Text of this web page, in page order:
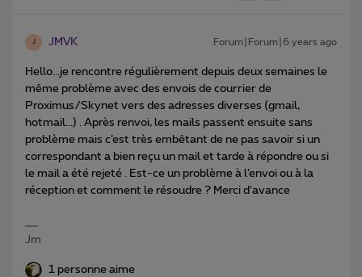
J JMVK Forum|Forum|6 years ago
Hello...je rencontre régulièrement depuis deux semaines le
même problème avec des envois de courrier de
Proximus/Skynet vers des adresses diverses (gmail,
hotmail...) . Après renvoi, les mails passent ensuite sans
problème mais c’est très embêtant de ne pas savoir si un
correspondant a bien reçu un mail et tarde à répondre ou si
le mail a été rejeté . Est-ce un problème à l’envoi ou à la
réception et comment le résoudre ? Merci d’avance
Jm
1 personne aime